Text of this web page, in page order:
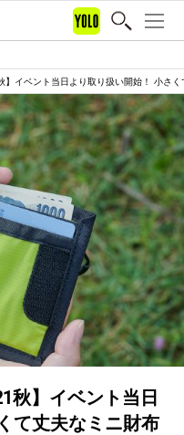
】イベント当日より取り扱い開始！ 小さ
秋】イベント当日
て丈夫なミニ財布